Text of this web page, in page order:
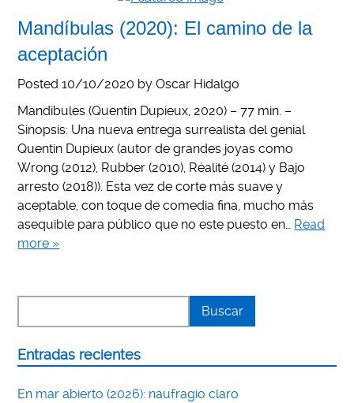
Mandíbulas (2020): El camino de la
aceptación
Posted10/10/2020 byOscar Hidalgo
Mandibules (Quentin Dupieux, 2020) – 77 min. –
Sinopsis: Una nueva entrega surrealista del genial
Quentin Dupieux (autor de grandes joyas como
Wrong (2012), Rubber (2010), Réalité (2014) y Bajo
arresto (2018)). Esta vez de corte más suave y
aceptable, con toque de comedia fina, mucho más
asequible para público que no este puesto en… Read
more »
Entradas recientes
En mar abierto (2026): naufragio claro